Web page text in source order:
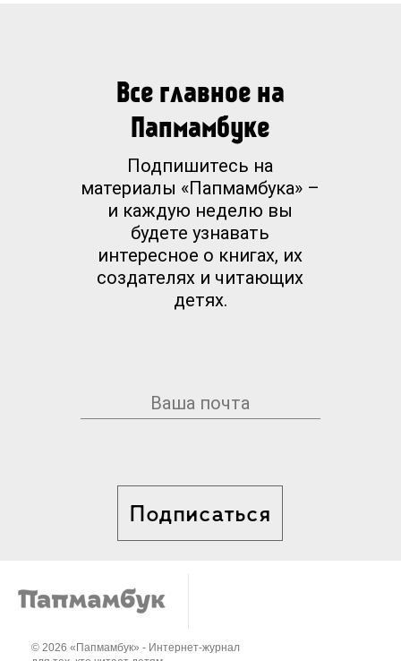
Все главное на
Папмамбуке
Подпишитесь на
материалы «Папмамбука» –
и каждую неделю вы
будете узнавать
интересное о книгах, их
создателях и читающих
детях.
Подписаться
© 2026 «Папмамбук» - Интернет-журнал